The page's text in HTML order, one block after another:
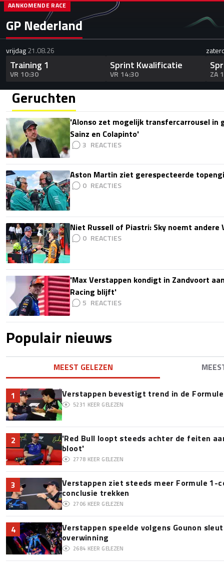
GP Nederland
AANKOMENDE RACE
vrijdag21.08.26
Training 1
VR 10:30
Sprint Kwalificatie
VR 14:30 ZA
Geruchten
'Alonso zet mogelijk transfercarrousel in
Sainz en Colapinto'
3
Aston Martin ziet gerespecteerde
0
Niet Russell of Piastri: Sky noemt
0
'Max Verstappen kondigt in Zandvoort
Racing blijft'
5
Populair nieuws
MEEST GELEZEN
1 Verstappen bevestigt trend in de
5231 KEER GELEZEN
2
'Red Bull loopt steeds achter de feiten
bloot'
2778 KEER GELEZEN
3
Verstappen ziet steeds meer Formule 1-
conclusie trekken
2706 KEER GELEZEN
4
Verstappen speelde volgens Gounon
overwinning
2684 KEER GELEZEN